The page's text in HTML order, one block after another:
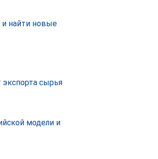
и найти новые
экспорта сырья
модели и